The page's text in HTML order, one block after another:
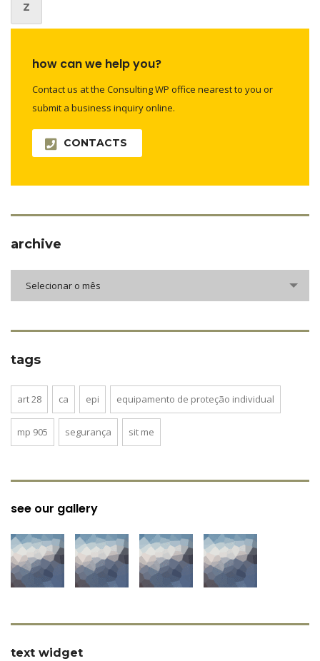
Z
how can we help you?
Contact us at the Consulting WP office nearest to you or
submit a business inquiry online.
CONTACTS
archive
Selecionar o mês
tags
art 28 ca epi equipamento de proteção individual
mp 905 segurança sit me
see our gallery
text widget